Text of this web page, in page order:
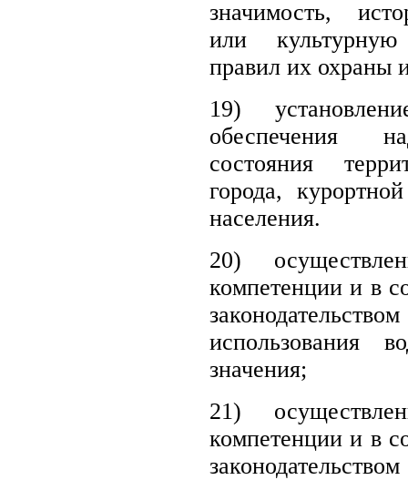
значимость,
или культурную
правил их охраны
19)
обеспечения
состояния
города,
населения.
20)
компетенции и в
использования
значения;
21)
компетенции и в